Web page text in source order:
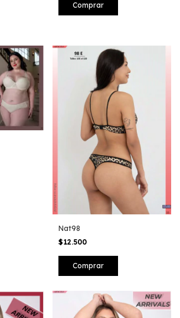
Comprar
Nat98
$12.500
Comprar